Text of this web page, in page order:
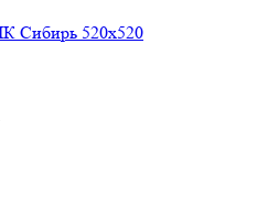
Сибирь 520х520